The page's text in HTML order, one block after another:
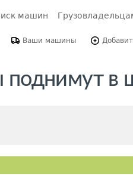
машин
Ваши машины
в